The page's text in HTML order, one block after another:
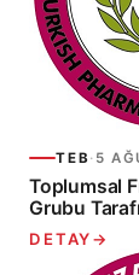
TEB· 5
Toplumsal
Grubu
DETAY→